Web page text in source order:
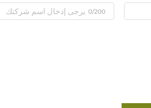
0/200